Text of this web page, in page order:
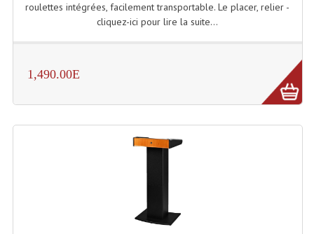
Projecteur De Gobo
Projecteurs À Leds D'extérieurs
Projecteurs Plafonniers Et Encastrés
roulettes intégrées, facilement transportable. Le placer, relier -
cliquez-ici pour lire la suite...
1,490.00E